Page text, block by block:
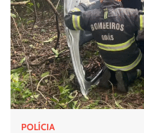
POLÍCIA